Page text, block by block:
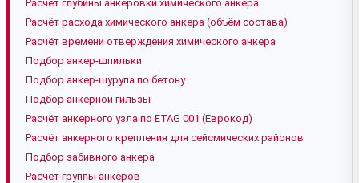
Расчёт глубины анкеровки химического анкера
Расчёт расхода химического анкера (объём состава)
Расчёт времени отверждения химического анкера
Подбор анкер-шпильки
Подбор анкер-шурупа по бетону
Подбор анкерной гильзы
Расчёт анкерного узла по ETAG 001 (Еврокод)
Расчёт анкерного крепления для сейсмических районов
Подбор забивного анкера
Расчёт группы анкеров